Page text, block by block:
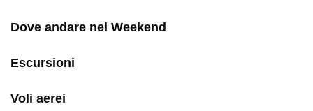
Dove andare nel Weekend
Escursioni
Voli aerei